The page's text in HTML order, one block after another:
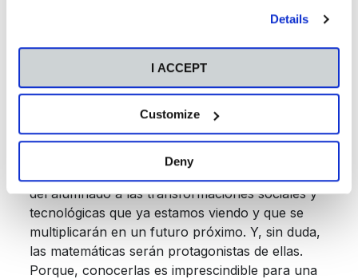
Details
I ACCEPT
Customize
Deny
Así, se integran
distintas materias y conocimientos curriculares y
se trabajan competencias y actitudes muy
valiosas. Es el caso deltrabajo cooperativo,el
toma de decisiones o las competencias digitales.
Con todo ello estaremos facilitando la adaptación
del alumnado a las transformaciones sociales y
tecnológicas que ya estamos viendo y que se
multiplicarán en un futuro próximo. Y, sin duda,
las matemáticas serán protagonistas de ellas.
Porque, conocerlas es imprescindible para una